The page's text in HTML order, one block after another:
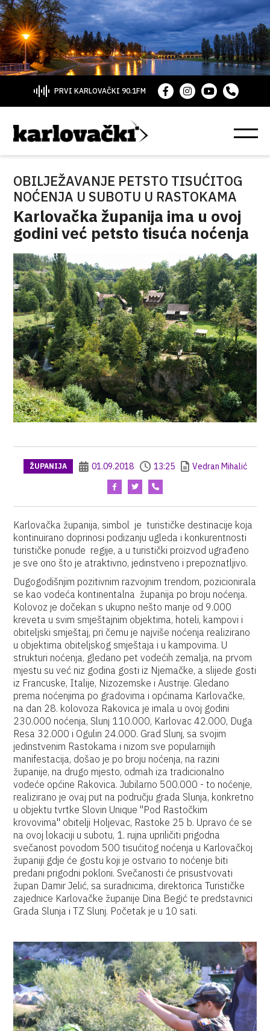
PRVI KARLOVAČKI 90.1FM
OBILJEŽAVANJE PETSTO TISUĆITOG
NOĆENJA U SUBOTU U RASTOKAMA
Karlovačka županija ima u ovoj
godini već petsto tisuća noćenja
ŽUPANIJA 01.09.2018 13:25 Vedran Mihalić
Karlovačka županija, simbol je turističke destinacije koja
kontinuirano doprinosi podizanju ugleda i konkurentnosti
turističke ponude regije, a u turistički proizvod ugrađeno
je sve ono što je atraktivno, jedinstveno i prepoznatljivo.
Dugogodišnjim pozitivnim razvojnim trendom, pozicionirala
se kao vodeća kontinentalna županija po broju noćenja.
Kolovoz je dočekan s ukupno nešto manje od 9.000
kreveta u svim smještajnim objektima, hoteli, kampovi i
obiteljski smještaj, pri čemu je najviše noćenja realizirano
u objektima obiteljskog smještaja i u kampovima. U
strukturi noćenja, gledano pet vodećih zemalja, na prvom
mjestu su već niz godina gosti iz Njemačke, a slijede gosti
iz Francuske, Italije, Nizozemske i Austrije. Gledano
prema noćenjima po gradovima i općinama Karlovačke,
na dan 28. kolovoza Rakovica je imala u ovoj godini
230.000 noćenja, Slunj 110.000, Karlovac 42.000, Duga
Resa 32.000 i Ogulin 24.000. Grad Slunj, sa svojim
jedinstvenim Rastokama i nizom sve popularnijih
manifestacija, došao je po broju noćenja, na razini
županije, na drugo mjesto, odmah iza tradicionalno
vodeće općine Rakovica. Jubilarno 500.000 - to noćenje,
realizirano je ovaj put na području grada Slunja, konkretno
u objektu tvrtke Slovin Unique "Pod Rastočkim
krovovima" obitelji Holjevac, Rastoke 25 b. Upravo će se
na ovoj lokaciji u subotu, 1. rujna upriličiti prigodna
svečanost povodom 500 tisućitog noćenja u Karlovačkoj
županiji gdje će gostu koji je ostvario to noćenje biti
predani prigodni pokloni. Svečanosti će prisustvovati
župan Damir Jelić, sa suradnicima, direktorica Turističke
zajednice Karlovačke županije Dina Begić te predstavnici
Grada Slunja i TZ Slunj. Početak je u 10 sati.